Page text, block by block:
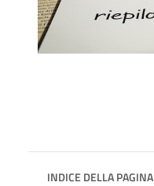
INDICE DELLA PAGINA